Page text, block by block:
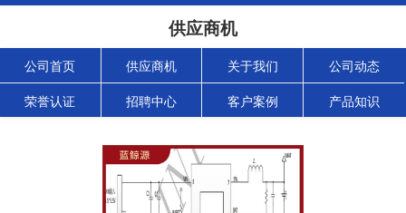
供应商机
公司首页 供应商机 关于我们 公司动态
荣誉认证 招聘中心 客户案例 产品知识